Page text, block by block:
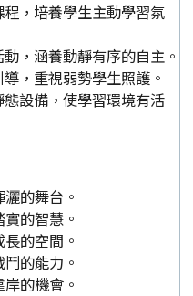
，培養學生主動學習氛
，涵養動靜有序的自主。
，重視弱勢學生照護。
設備，使學習環境有活
的舞台。
的智慧。
的空間。
的能力。
的機會。